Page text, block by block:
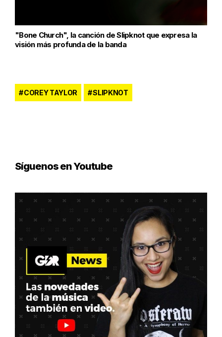
"Bone Church", la canción de Slipknot que expresa la
visión más profunda de la banda
COREY TAYLOR SLIPKNOT
Síguenos en Youtube